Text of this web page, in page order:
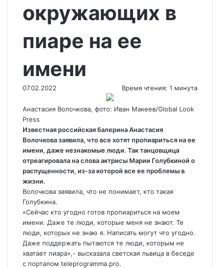
окружающих в
пиаре на ее
имени
07.02.2022 Время чтения: 1 минута
Анастасия Волочкова, фото: Иван Макеев/Global Look
Press
Известная российская балерина Анастасия
Волочкова заявила, что все хотят пропиариться на ее
имени, даже незнакомые люди. Так танцовщица
отреагировала на слова актрисы Марии Голубкиной о
распущенности, из-за которой всеее проблемы в
жизни.
Волочкова заявила, что не понимает, кто такая
Голубкина.
«Сейчас кто угодно готов пропиариться на моем
имени. Даже те люди, которые меня не знают. Те
люди, которых не знаю я. Написать могут что угодно.
Даже поддержать пытаются те люди, которым не
хватает пиара»,- высказала светская львица в беседе
с порталом teleprogramma.pro.